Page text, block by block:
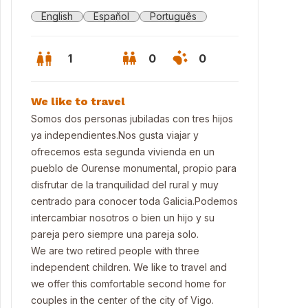
desde el mar.
English Español Português
1 0 0
We like to travel
Somos dos personas jubiladas con tres hijos
ya independientes.Nos gusta viajar y
ofrecemos esta segunda vivienda en un
pueblo de Ourense monumental, propio para
disfrutar de la tranquilidad del rural y muy
centrado para conocer toda Galicia.Podemos
intercambiar nosotros o bien un hijo y su
pareja pero siempre una pareja solo.
We are two retired people with three
independent children. We like to travel and
we offer this comfortable second home for
couples in the center of the city of Vigo.